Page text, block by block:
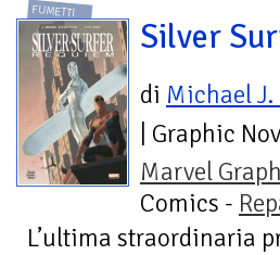
FUMETTI
Silver
di Michael
| Graphic
Marvel
Comics -
L’ultima straordinaria